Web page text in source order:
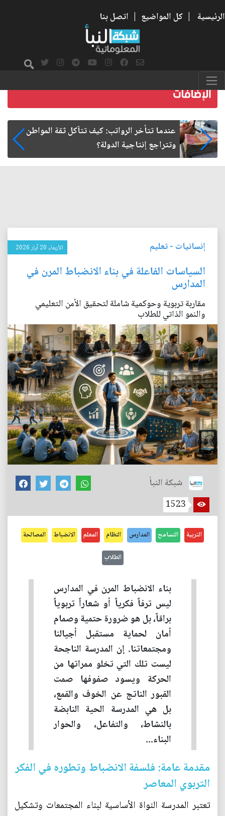
الرئيسية | كل المواضيع | اتصل بنا
صمت الطريق بعد الأربعين
إنسانيات -تعليم الأربعاء 20 آيار 2026
السياسات الفاعلة في بناء الانضباط المرن في
المدارس
مقاربة تربوية وحوكمية شاملة لتحقيق الأمن التعليمي
والنمو الذاتي للطلاب
شبكة النبأ
1523
التربية التسامح المدارس النظام المعلم الانضباط المصالحة
الطلاب
بناء الانضباط المرن في المدارس
ليس ترفاً فكرياً أو شعاراً تربوياً
براقاً، بل هو ضرورة حتمية وصمام
أمان لحماية مستقبل أجيالنا
ومجتمعاتنا. إن المدرسة الناجحة
ليست تلك التي تخلو ممراتها من
الحركة ويسود صفوفها صمت
القبور الناتج عن الخوف والقمع،
بل هي المدرسة الحية النابضة
بالنشاط، والتفاعل، والحوار
البناء...
مقدمة عامة: فلسفة الانضباط وتطوره في الفكر
التربوي المعاصر
تعتبر المدرسة النواة الأساسية لبناء المجتمعات وتشكيل